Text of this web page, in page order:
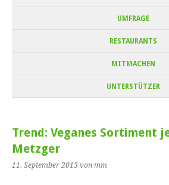
UMFRAGE
RESTAURANTS
MITMACHEN
UNTERSTÜTZER
Trend: Veganes Sortiment
Metzger
11. September 2013 von mm